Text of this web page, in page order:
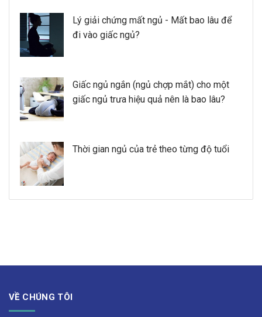
Lý giải chứng mất ngủ - Mất bao lâu để
đi vào giấc ngủ?
Giấc ngủ ngắn (ngủ chợp mắt) cho một
giấc ngủ trưa hiệu quả nên là bao lâu?
Thời gian ngủ của trẻ theo từng độ tuổi
VỀ CHÚNG TÔI